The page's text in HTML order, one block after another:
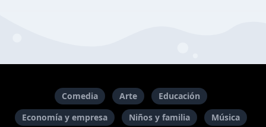
Comedia Arte
Educación
Economía y empresa
Niños y familia Música